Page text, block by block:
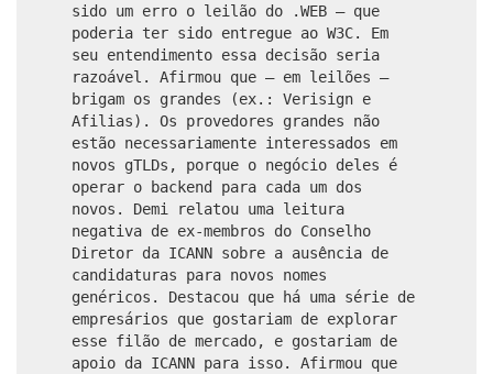
sido um erro o leilão do .WEB – que
poderia ter sido entregue ao W3C. Em
seu entendimento essa decisão seria
razoável. Afirmou que – em leilões –
brigam os grandes (ex.: Verisign e
Afilias). Os provedores grandes não
estão necessariamente interessados em
novos gTLDs, porque o negócio deles é
operar o backend para cada um dos
novos. Demi relatou uma leitura
negativa de ex-membros do Conselho
Diretor da ICANN sobre a ausência de
candidaturas para novos nomes
genéricos. Destacou que há uma série de
empresários que gostariam de explorar
esse filão de mercado, e gostariam de
apoio da ICANN para isso. Afirmou que